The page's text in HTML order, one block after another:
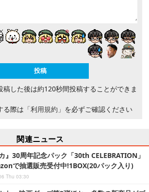
した後は約120秒間投稿することができま
る際は 「利用規約」 を必ずご確認ください
関連ニュース
』30周年記念パック「30th CELEBRATION」
で抽選販売受付中!1BOX(20パック入り)
Thu 03:30